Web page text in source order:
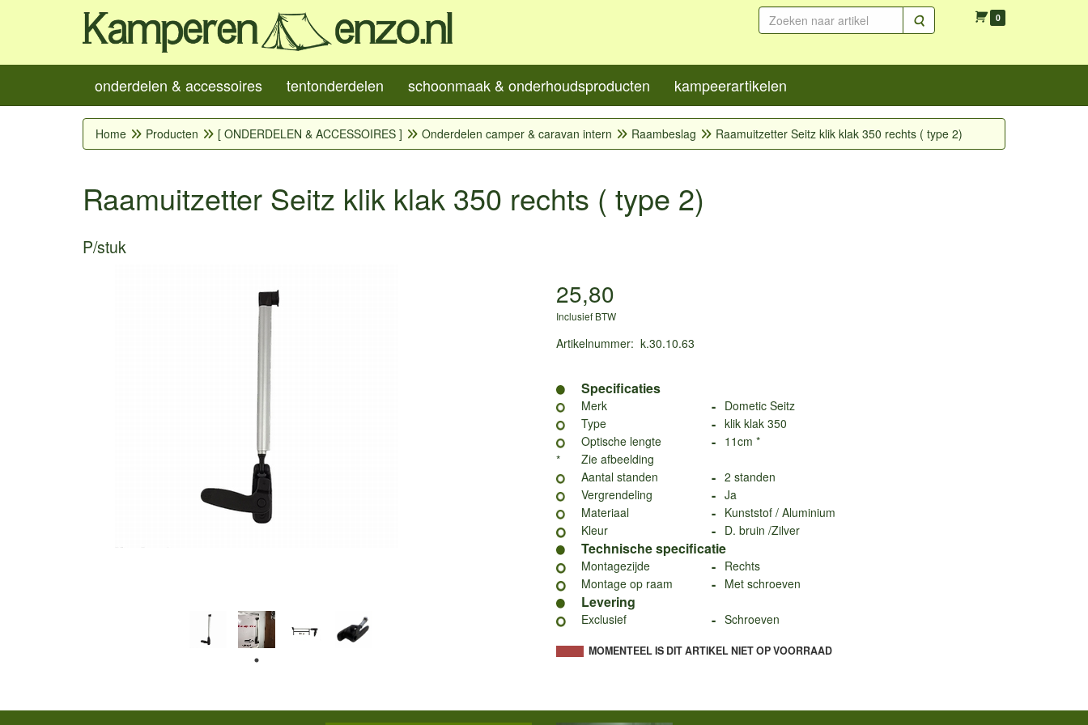
Zoeken 0
onderdelen & accessoires tentonderdelen schoonmaak & onderhoudsproducten kampeerartikelen
Home Producten [ ONDERDELEN & ACCESSOIRES ] Onderdelen camper & caravan intern Raambeslag Raamuitzetter Seitz klik klak 350 rechts ( type 2)
Raamuitzetter Seitz klik klak 350 rechts ( type 2)
P/stuk
25,80
Inclusief BTW
Artikelnummer: k.30.10.63
Specificaties
Merk - Dometic Seitz
Type
- klik klak 350
Optische lengte
- 11cm *
*
Zie afbeelding
Aantal standen
- 2 standen
Vergrendeling
- Ja
Materiaal
- Kunststof / Aluminium
Kleur
- D. bruin /Zilver
Technische specificatie
Montagezijde - Rechts
Montage op raam
- Met schroeven
Levering
Exclusief - Schroeven
MOMENTEEL IS DIT ARTIKEL NIET OP VOORRAAD